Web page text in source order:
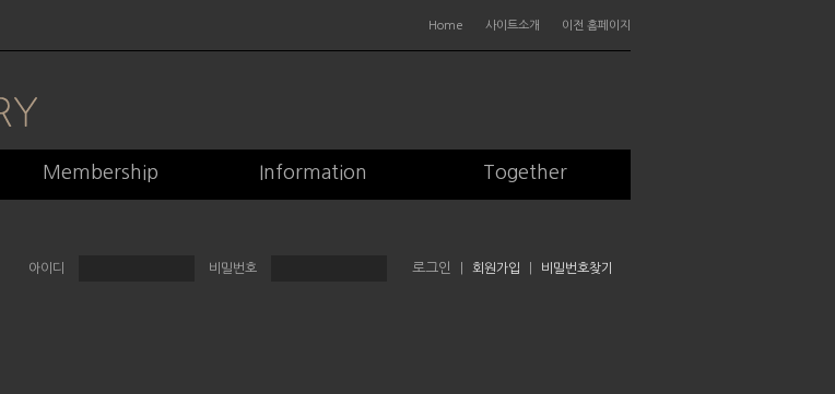
Home 사이트소개 이전 홈페이지
Membership Information Together
아이디 비밀번호 회원가입 비밀번호찾기